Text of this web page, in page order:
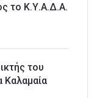
το Κ.Υ.Α.Δ.Α.
του
Καλαμαία